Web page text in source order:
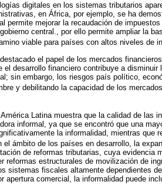
digitales en los sistemas tributarios
en África, por ejemplo, se ha
permite mejorar la recaudación de
central., por ello permite ampliar la
viable para países con altos niveles de
el papel de los mercados
el desarrollo financiero contribuye a
sin embargo, los riesgos país político,
y debilitando la capacidad de los
Latina muestra que la calidad de las
informal, ya que se encontró que una
la informalidad, mientras que
el ámbito de los países en desarrollo, la
de reformas tributarias, cuya evidencia
reformas estructurales de movilización de
sistemas fiscales altamente dependientes
apertura comercial, la informalidad puede